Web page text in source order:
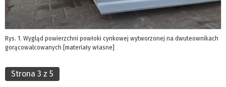
Rys. 1. Wygląd powierzchni powłoki cynkowej wytworzonej na dwuteownikach
gorącowalcowanych [materiały własne]
Strona 3 z 5